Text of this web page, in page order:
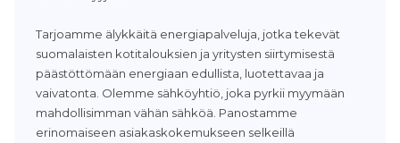
Tarjoamme älykkäitä energiapalveluja, jotka tekevät
suomalaisten kotitalouksien ja yritysten siirtymisestä
päästöttömään energiaan edullista, luotettavaa ja
vaivatonta. Olemme sähköyhtiö, joka pyrkii myymään
mahdollisimman vähän sähköä. Panostamme
erinomaiseen asiakaskokemukseen selkeillä